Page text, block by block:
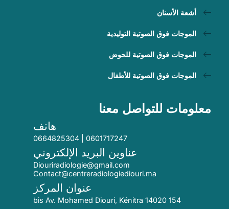
أشعة الأسنان
الموجات فوق الصوتية التوليدية
الموجات فوق الصوتية للحوض
الموجات فوق الصوتية للأطفال
معلومات للتواصل معنا
هاتف
0601717247 | 0664825304
عناوين البريد الإلكتروني
Diouriradiologie@gmail.com
Contact@centreradiologiediouri.ma
عنوان المركز
154 bis Av. Mohamed Diouri, Kénitra 14020